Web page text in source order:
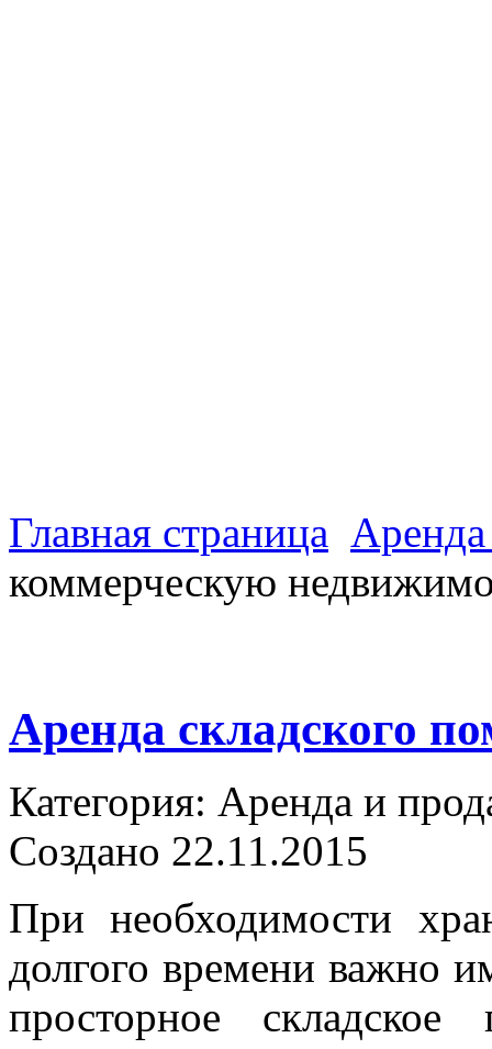
Главная страница
коммерческую
Аренда складского
Категория: Аренда и
Создано 22.11.2015
При необходимости
долгого времени важно
просторное